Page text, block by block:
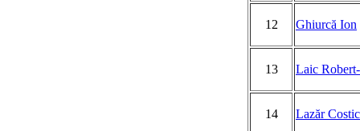
12 Ghiurcă Ion
13 Laic
14 Lazăr